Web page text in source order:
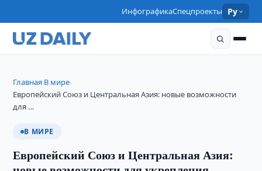
ИнфографикаСпецпроекты Ру
Главная›В мире›
Европейский Союз и Центральная Азия: новые возможности
для …
В МИРЕ
Европейский Союз и Центральная Азия: